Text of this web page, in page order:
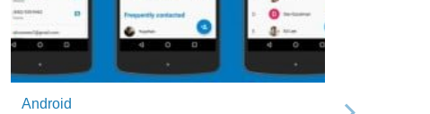
Android